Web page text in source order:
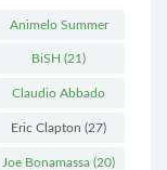
Animelo Summer
Live(34)
BiSH (21)
Claudio Abbado
(25)
Eric Clapton (27)
Joe Bonamassa (20)